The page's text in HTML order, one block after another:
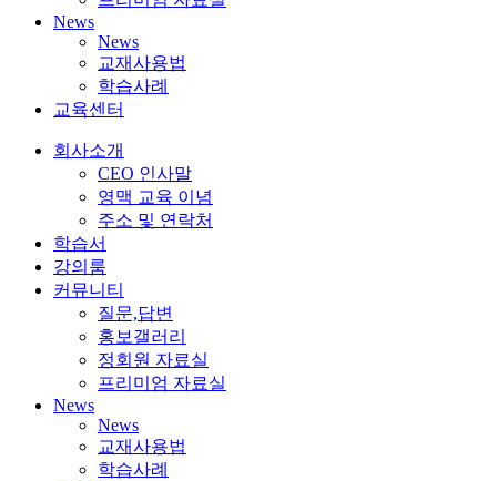
News
News
교재사용법
학습사례
교육센터
회사소개
CEO 인사말
영맥 교육 이념
주소 및 연락처
학습서
강의룸
커뮤니티
질문,답변
홍보갤러리
정회원 자료실
프리미엄 자료실
News
News
교재사용법
학습사례